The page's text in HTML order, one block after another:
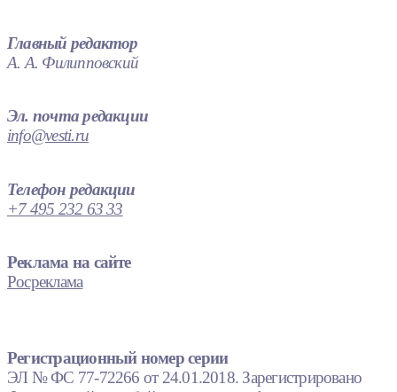
Главный редактор
А. А. Филипповский
Эл. почта редакции
info@vesti.ru
Телефон редакции
+7 495 232 63 33
Реклама на сайте
Росреклама
Регистрационный номер серии
ЭЛ № ФС 77-72266 от 24.01.2018. Зарегистрировано